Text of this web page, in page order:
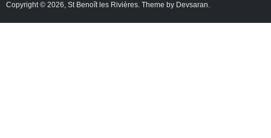
Copyright © 2026, St Benoît les Rivières. Theme by Devsaran.